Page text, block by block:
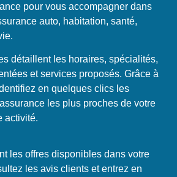
pour vous accompagner dans
auto, habitation, santé,
détaillent les horaires, spécialités,
et services proposés. Grâce à
en quelques clics les
les plus proches de votre
activité.
les offres disponibles dans votre
les avis clients et entrez en